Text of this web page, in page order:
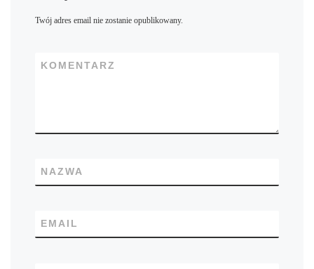
Twój adres email nie zostanie opublikowany.
KOMENTARZ
NAZWA
EMAIL